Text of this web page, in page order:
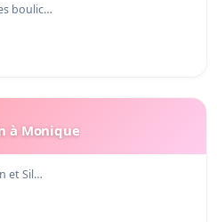
boulic…
à Monique
et Sil…